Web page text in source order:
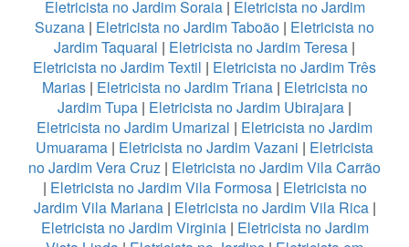
Eletricista no Jardim Soraia| Eletricista no Jardim
Suzana | Eletricista no Jardim Taboão | Eletricista no
Jardim Taquaral | Eletricista no Jardim Teresa |
Eletricista no Jardim Textil | Eletricista no Jardim Três
Marias| Eletricista no Jardim Triana| Eletricista no
Jardim Tupa | Eletricista no Jardim Ubirajara |
Eletricista no Jardim Umarizal | Eletricista no Jardim
Umuarama | Eletricista no Jardim Vazani | Eletricista
no Jardim Vera Cruz | Eletricista no Jardim Vila Carrão
| Eletricista no Jardim Vila Formosa| Eletricista no
Jardim Vila Mariana| Eletricista no Jardim Vila Rica|
Eletricista no Jardim Virginia| Eletricista no Jardim